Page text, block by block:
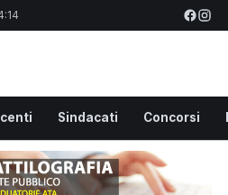
Sindacati Concorsi